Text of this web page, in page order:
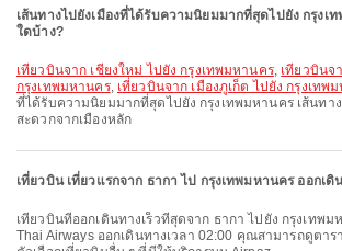
เส้นทางไปยังเมืองที่ได้รับความนิยมมากที่สุดไปยัง กรุงเ
ใดบ้าง?
เที่ยวบินจาก เชียงใหม่ ไปยัง กรุงเทพมหานคร, เที่ยวบินจ
กรุงเทพมหานคร, เที่ยวบินจาก เมืองภูเก็ต ไปยัง กรุงเทพ
ที่ได้รับความนิยมมากที่สุดไปยัง กรุงเทพมหานคร เส้นทา
สะดวกจากเมืองหลัก
เที่ยวบิน เที่ยวแรกจาก ธากา ไป กรุงเทพมหานคร ออกเดิ
เที่ยวบินที่ออกเดินทางเร็วที่สุดจาก ธากา ไปยัง กรุงเทพมหานคร กับ การบินไทย /
Thai Airways ออกเดินทางเวลา 02:00 คุณสามารถดูตาร